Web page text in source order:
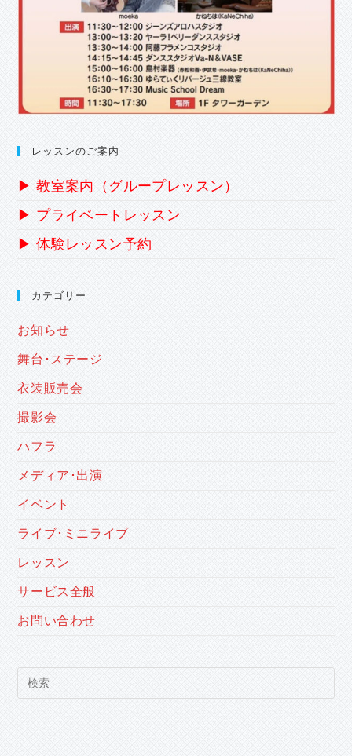
レッスンのご案内
▶ 教室案内（グループレッスン）
▶ プライベートレッスン
▶ 体験レッスン予約
カテゴリー
お知らせ
舞台･ステージ
衣装販売会
撮影会
ハフラ
メディア･出演
イベント
ライブ･ミニライブ
レッスン
サービス全般
お問い合わせ